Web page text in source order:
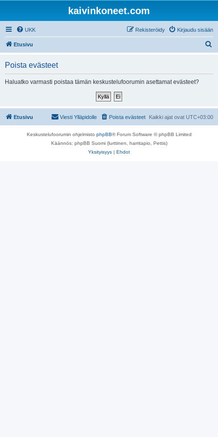
kaivinkoneet.com
UKK Kirjaudu sisään
Rekisteröidy
Etusivu
Poista evästeet
Haluatko varmasti poistaa tämän keskustelufoorumin asettamat evästeet?
Etusivu Kaikki ajat ovat UTC+03:00
Poista evästeet
Viesti Ylläpidolle
Keskustelufoorumin ohjelmisto phpBB® Forum Software © phpBB Limited
Käännös: phpBB Suomi (lurttinen, harritapio, Pettis)
Yksityisyys | Ehdot